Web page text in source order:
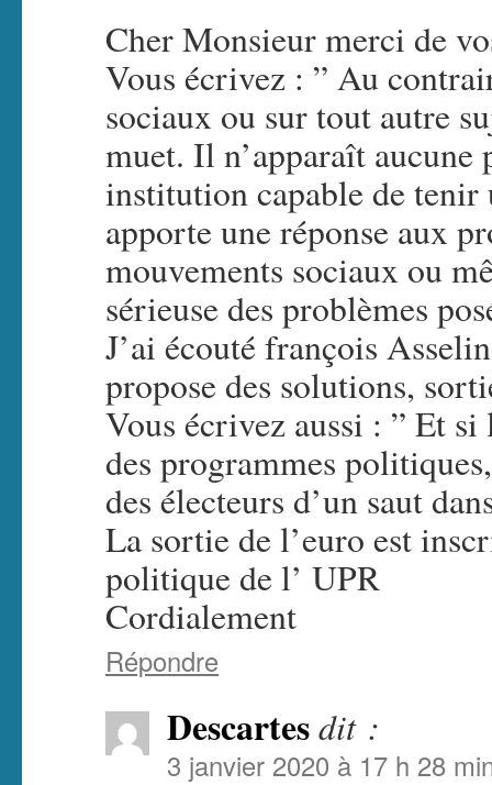
Cher Monsieur merci de
Vous écrivez : ” Au
sociaux ou sur tout autre
muet. Il n’apparaît aucune
institution capable de
apporte une réponse aux
mouvements sociaux ou
sérieuse des problèmes
J’ai écouté françois
propose des solutions,
Vous écrivez aussi : ” Et
des programmes
des électeurs d’un saut
La sortie de l’euro est
politique de l’ UPR
Cordialement
Répondre
Descartesdit :
3 janvier 2020 à 17 h 28